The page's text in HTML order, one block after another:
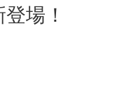
場！